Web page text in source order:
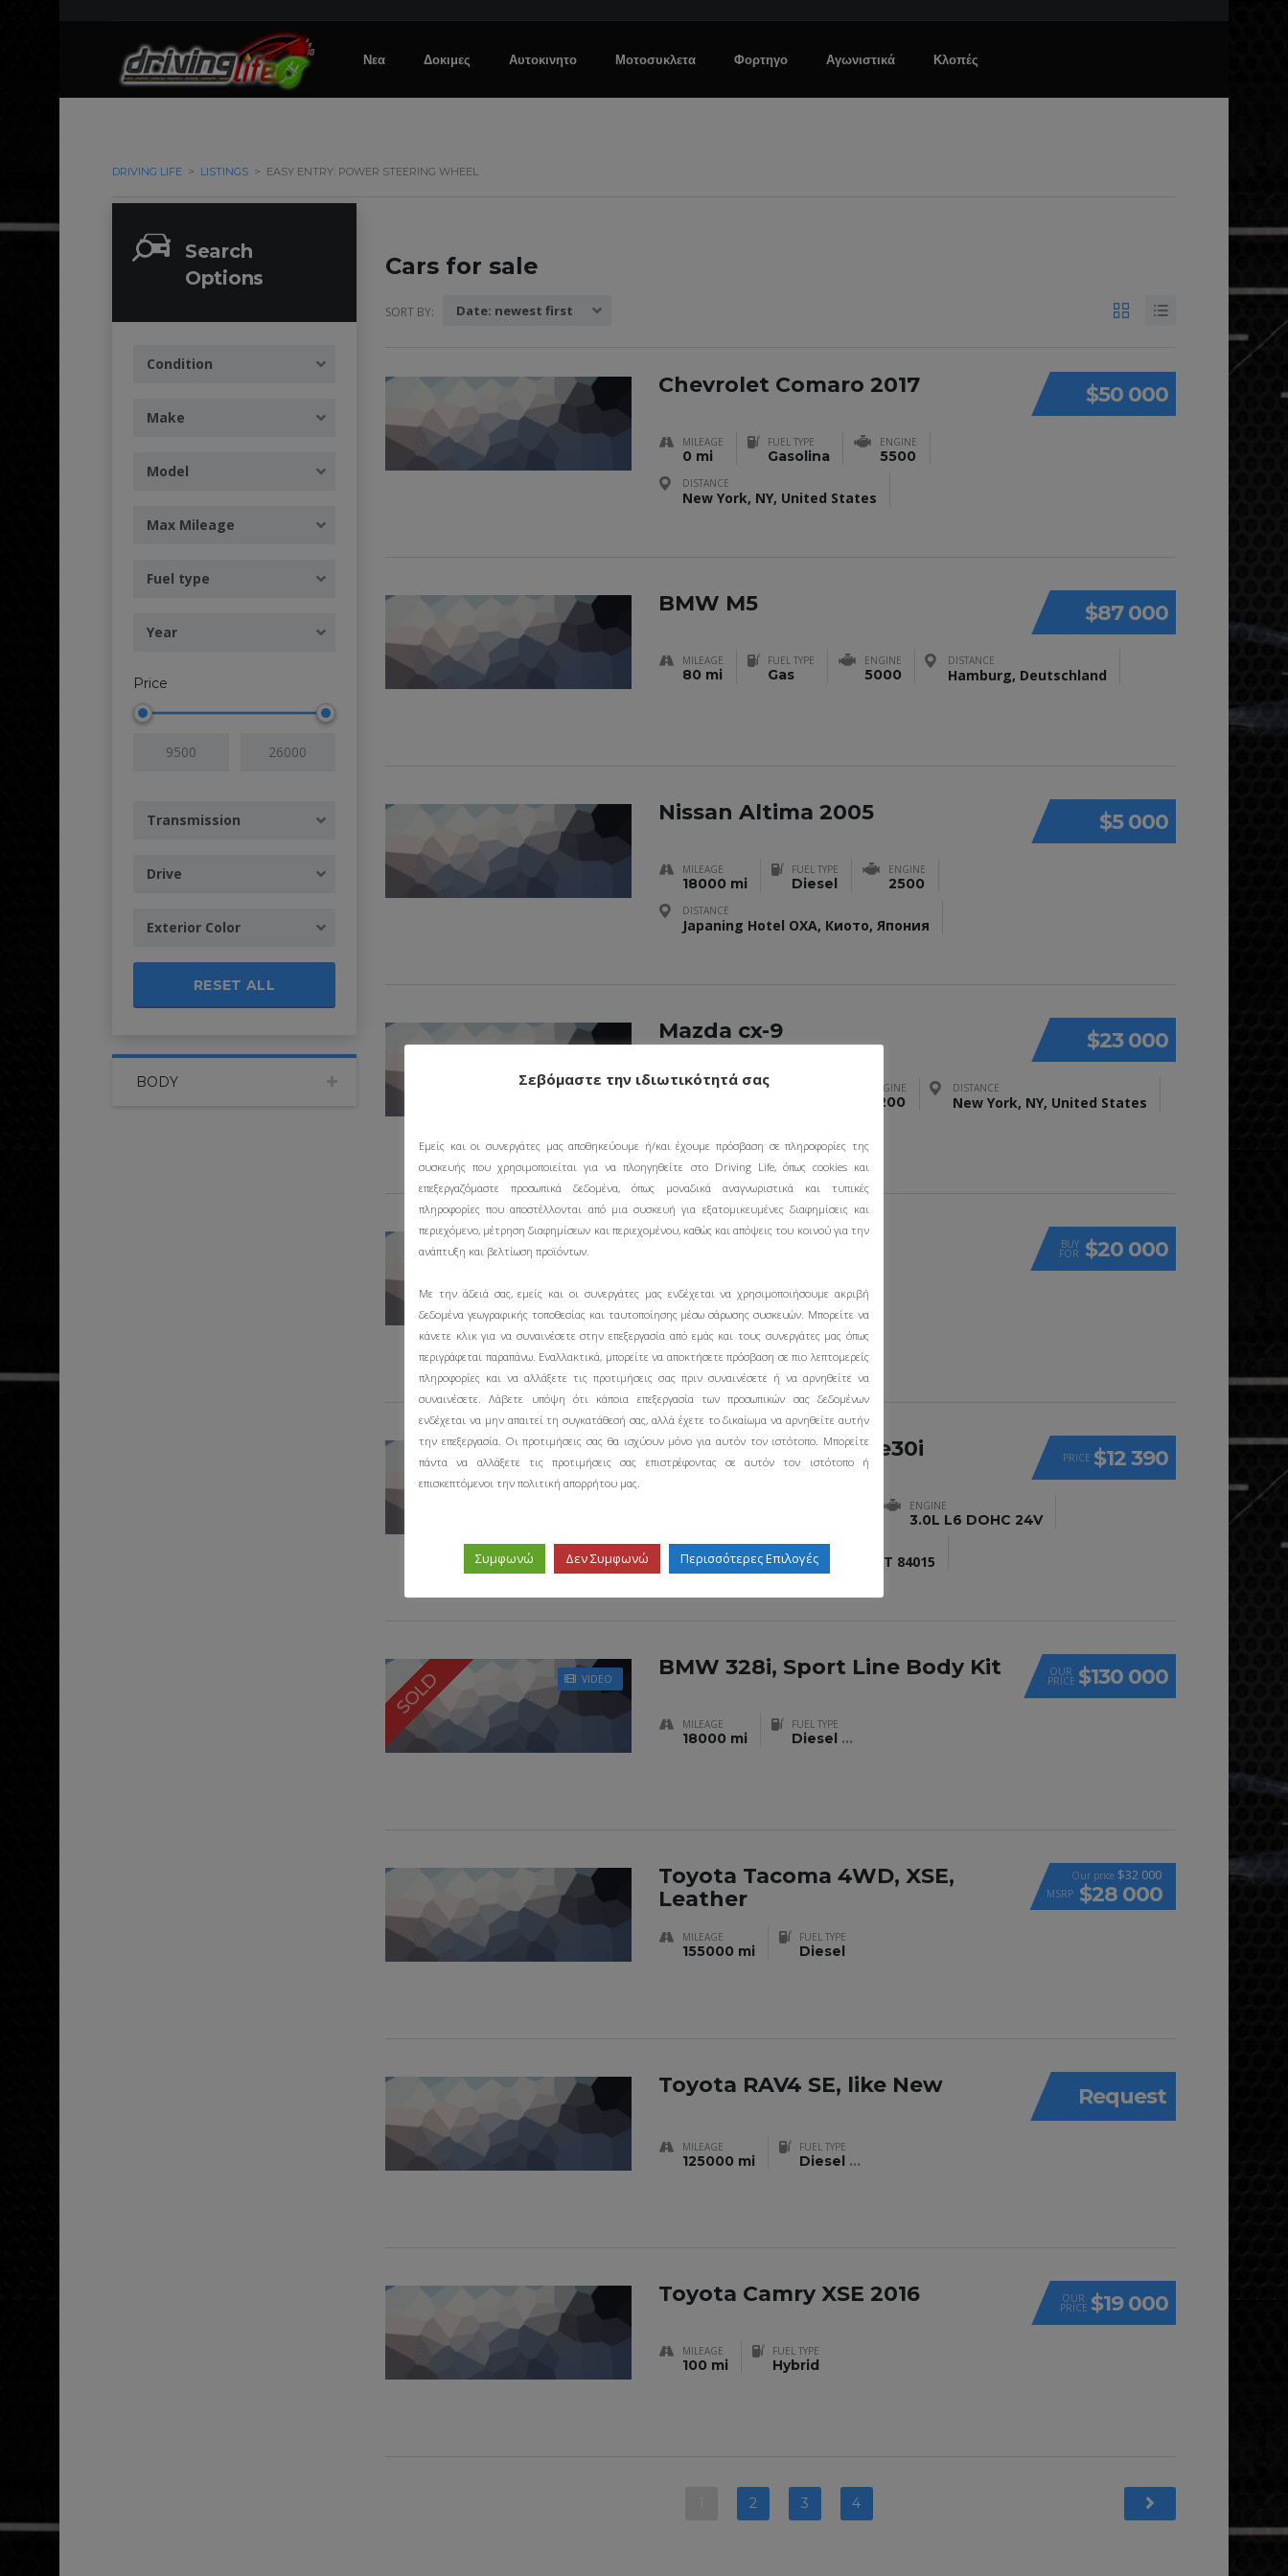
Νεα Δοκιμες Αυτοκινητο Μοτοσυκλετα Φορτηγο Αγωνιστικά Κλοπές
DRIVING LIFE > LISTINGS > EASY ENTRY: POWER STEERING WHEEL
Search
Options
Condition
Make
Model
Max Mileage
Fuel type
Year
Price
Transmission
Drive
Exterior Color
RESET ALL
BODY
Cars for sale
SORT BY: Date: newest first
$50 000
Chevrolet Comaro 2017
MILEAGE
0 mi
FUEL TYPE
Gasolina
ENGINE
5500
DISTANCE
New York, NY, United States
$87 000
BMW M5
MILEAGE
80 mi
FUEL TYPE
Gas
ENGINE
5000
DISTANCE
Hamburg, Deutschland
$5 000
Nissan Altima 2005
MILEAGE
18000 mi
FUEL TYPE
Diesel
ENGINE
2500
DISTANCE
Japaning Hotel OXA, Киото, Япония
$23 000
Mazda cx-9
MILEAGE ENGINE
3200
DISTANCE
New York, NY, United States
BUY
FOR $20 000
2009 BMW X5
MILEAGE
105412 mi
FUEL TYPE
Gasoline
PRICE $12 390
2009 BMW X5 xDrive30i
ENGINE
3.0L L6 DOHC 24V
DISTANCE
562 S State St., CLEARFIELD, UT 84015
VIDEO
SOLD OUR
PRICE $130 000
BMW 328i, Sport Line Body Kit
MILEAGE
18000 mi
FUEL TYPE
Diesel ...
Our price $32 000
MSRP $28 000
Toyota Tacoma 4WD, XSE,
Leather
MILEAGE
155000 mi
FUEL TYPE
Diesel
Request
Toyota RAV4 SE, like New
MILEAGE
125000 mi
FUEL TYPE
Diesel ...
OUR
PRICE $19 000
Toyota Camry XSE 2016
MILEAGE
100 mi
FUEL TYPE
Hybrid
2 3 4
Σεβόμαστε την ιδιωτικότητά σας
Εμείς και οι συνεργάτες μας αποθηκεύουμε ή/και έχουμε πρόσβαση σε πληροφορίες της
συσκευής που χρησιμοποιείται για να πλοηγηθείτε στο Driving Life, όπως cookies και
επεξεργαζόμαστε προσωπικά δεδομένα, όπως μοναδικά αναγνωριστικά και τυπικές
πληροφορίες που αποστέλλονται από μια συσκευή για εξατομικευμένες διαφημίσεις και
περιεχόμενο, μέτρηση διαφημίσεων και περιεχομένου, καθώς και απόψεις του κοινού για την
ανάπτυξη και βελτίωση προϊόντων.
Με την άδειά σας, εμείς και οι συνεργάτες μας ενδέχεται να χρησιμοποιήσουμε ακριβή
δεδομένα γεωγραφικής τοποθεσίας και ταυτοποίησης μέσω σάρωσης συσκευών. Μπορείτε να
κάνετε κλικ για να συναινέσετε στην επεξεργασία από εμάς και τους συνεργάτες μας όπως
περιγράφεται παραπάνω. Εναλλακτικά, μπορείτε να αποκτήσετε πρόσβαση σε πιο λεπτομερείς
πληροφορίες και να αλλάξετε τις προτιμήσεις σας πριν συναινέσετε ή να αρνηθείτε να
συναινέσετε. Λάβετε υπόψη ότι κάποια επεξεργασία των προσωπικών σας δεδομένων
ενδέχεται να μην απαιτεί τη συγκατάθεσή σας, αλλά έχετε το δικαίωμα να αρνηθείτε αυτήν
την επεξεργασία. Οι προτιμήσεις σας θα ισχύουν μόνο για αυτόν τον ιστότοπο. Μπορείτε
πάντα να αλλάξετε τις προτιμήσεις σας επιστρέφοντας σε αυτόν τον ιστότοπο ή
επισκεπτόμενοι την πολιτική απορρήτου μας.
Συμφωνώ Δεν Συμφωνώ Περισσότερες Επιλογές